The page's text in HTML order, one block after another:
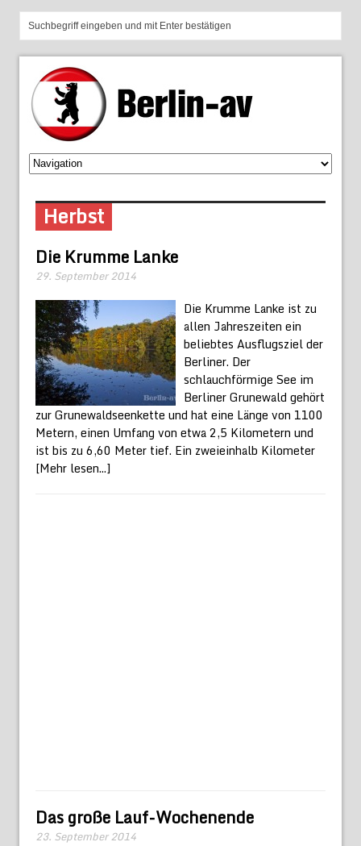
Herbst
Die Krumme Lanke
29. September 2014
Die Krumme Lanke ist zu
allen Jahreszeiten ein
beliebtes Ausflugsziel der
Berliner. Der
schlauchförmige See im
Berliner Grunewald gehört
zur Grunewaldseenkette und hat eine Länge von 1100
Metern, einen Umfang von etwa 2,5 Kilometern und
ist bis zu 6,60 Meter tief. Ein zweieinhalb Kilometer
[Mehr lesen...]
Das große Lauf-Wochenende
23. September 2014